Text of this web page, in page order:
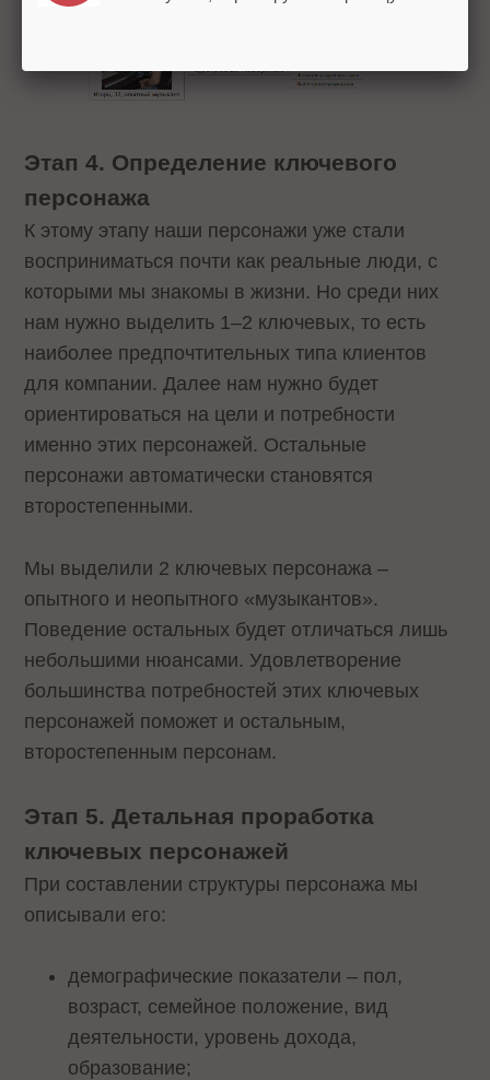
Этап 4. Определение ключевого
персонажа
К этому этапу наши персонажи уже стали
восприниматься почти как реальные люди, с
которыми мы знакомы в жизни. Но среди них
нам нужно выделить 1–2 ключевых, то есть
наиболее предпочтительных типа клиентов
для компании. Далее нам нужно будет
ориентироваться на цели и потребности
именно этих персонажей. Остальные
персонажи автоматически становятся
второстепенными.
Мы выделили 2 ключевых персонажа –
опытного и неопытного «музыкантов».
Поведение остальных будет отличаться лишь
небольшими нюансами. Удовлетворение
большинства потребностей этих ключевых
персонажей поможет и остальным,
второстепенным персонам.
Этап 5. Детальная проработка
ключевых персонажей
При составлении структуры персонажа мы
описывали его:
демографические показатели – пол,
возраст, семейное положение, вид
деятельности, уровень дохода,
образование;